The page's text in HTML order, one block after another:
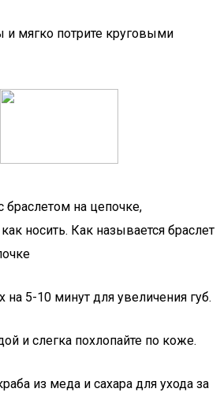
и мягко потрите круговыми
на цепочке,
носить. Как называется браслет
на 5-10 минут для увеличения губ.
и слегка похлопайте по коже.
из меда и сахара для ухода за